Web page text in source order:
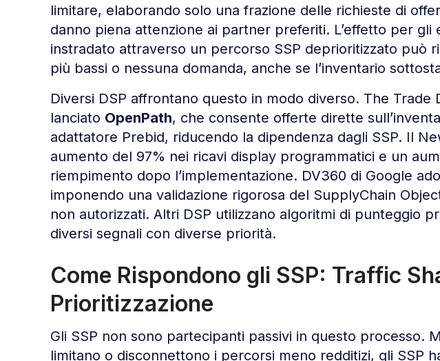
limitare, elaborando solo una frazione delle richieste di
danno piena attenzione ai partner preferiti. L’effetto per gli
instradato attraverso un percorso SSP deprioritizzato può
più bassi o nessuna domanda, anche se l’inventario
Diversi DSP affrontano questo in modo diverso. The Trade
lanciato OpenPath, che consente offerte dirette
adattatore Prebid, riducendo la dipendenza dagli SSP. Il
aumento del 97% nei ricavi display programmatici e un
riempimento dopo l’implementazione. DV360 di Google
imponendo una validazione rigorosa del SupplyChain
non autorizzati. Altri DSP utilizzano algoritmi di punteggio
diversi segnali con diverse priorità.
Come Rispondono gli SSP: Traffic
Prioritizzazione
Gli SSP non sono partecipanti passivi in questo processo.
limitano o disconnettono i percorsi meno redditizi, gli SSP